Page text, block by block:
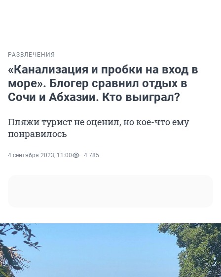
РАЗВЛЕЧЕНИЯ
«Канализация и пробки на вход в
море». Блогер сравнил отдых в
Сочи и Абхазии. Кто выиграл?
Пляжи турист не оценил, но кое-что ему
понравилось
4 сентября 2023, 11:00 4 785